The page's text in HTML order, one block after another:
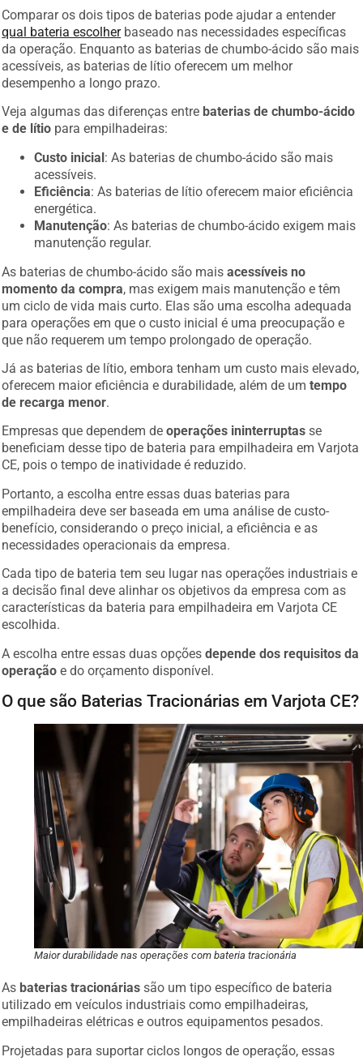
Comparar os dois tipos de baterias pode ajudar a entender
qual bateria escolherbaseado nas necessidades específicas
da operação. Enquanto as baterias de chumbo-ácido são mais
acessíveis, as baterias de lítio oferecem um melhor
desempenho a longo prazo.
Veja algumas das diferenças entre baterias de chumbo-ácido
e de lítio para empilhadeiras:
Custo inicial: As baterias de chumbo-ácido são mais
acessíveis.
Eficiência: As baterias de lítio oferecem maior eficiência
energética.
Manutenção: As baterias de chumbo-ácido exigem mais
manutenção regular.
As baterias de chumbo-ácido são maisacessíveis no
momento da compra , mas exigem mais manutenção e têm
um ciclo de vida mais curto. Elas são uma escolha adequada
para operações em que o custo inicial é uma preocupação e
que não requerem um tempo prolongado de operação.
Já as baterias de lítio, embora tenham um custo mais elevado,
oferecem maior eficiência e durabilidade, além de umtempo
de recarga menor
Empresas que dependem deoperações ininterruptas se
beneficiam desse tipo de bateria para empilhadeira em Varjota
CE, pois o tempo de inatividade é reduzido.
Portanto, a escolha entre essas duas baterias para
empilhadeira deve ser baseada em uma análise de custo-
benefício, considerando o preço inicial, a eficiência e as
necessidades operacionais da empresa.
Cada tipo de bateria tem seu lugar nas operações industriais e
a decisão final deve alinhar os objetivos da empresa com as
características da bateria para empilhadeira em Varjota CE
escolhida.
A escolha entre essas duas opçõesdepende dos requisitos da
operação e do orçamento disponível.
O que são Baterias Tracionárias em Varjota CE?
Maior durabilidade nas operações com bateria tracionária
As baterias tracionárias são um tipo específico de bateria
utilizado em veículos industriais como empilhadeiras,
empilhadeiras elétricas e outros equipamentos pesados.
Projetadas para suportar ciclos longos de operação, essas